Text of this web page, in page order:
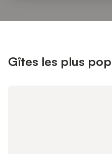
Gîtes les plus